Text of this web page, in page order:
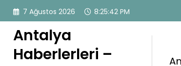
İçeriğe
atla
7 Ağustos 2026 8:25:44 PM
Antalya
Haberlerleri –